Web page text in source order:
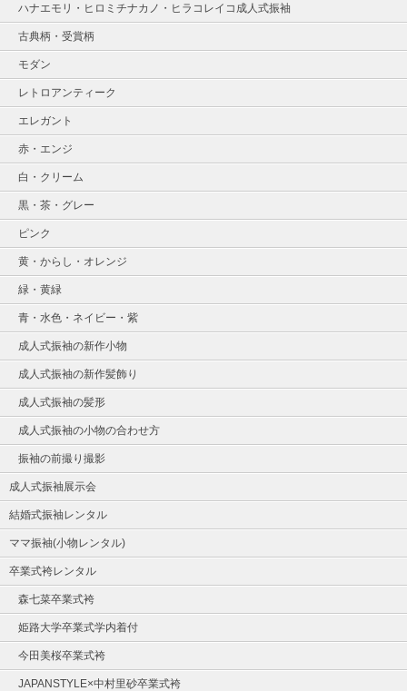
ハナエモリ・ヒロミチナカノ・ヒラコレイコ成人式振袖
古典柄・受賞柄
モダン
レトロアンティーク
エレガント
赤・エンジ
白・クリーム
黒・茶・グレー
ピンク
黄・からし・オレンジ
緑・黄緑
青・水色・ネイビー・紫
成人式振袖の新作小物
成人式振袖の新作髪飾り
成人式振袖の髪形
成人式振袖の小物の合わせ方
振袖の前撮り撮影
成人式振袖展示会
結婚式振袖レンタル
ママ振袖(小物レンタル)
卒業式袴レンタル
森七菜卒業式袴
姫路大学卒業式学内着付
今田美桜卒業式袴
JAPANSTYLE×中村里砂卒業式袴